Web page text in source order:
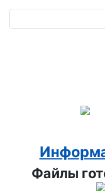
по
транспортн
ой полиции
Файлы